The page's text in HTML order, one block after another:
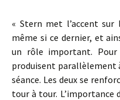
« Stern met l’accent sur
même si ce dernier, et
un rôle important.
produisent parallèlement
séance. Les deux se
tour à tour. L’importance